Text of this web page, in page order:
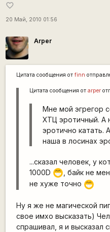
favorite_border
20 Май, 2010 01:56
Arper
Цитата сообщения от finn
Цитата сообщения от arper
Мне мой эгрегор
ХТЦ эротичный. А
эротично катать.
наша в лосинах
...сказал человек, у
1000D ;D
, байк не
не хуже точно ;D
Ну я же не магической
свое имхо высказать)
спрашивал, я и высказал